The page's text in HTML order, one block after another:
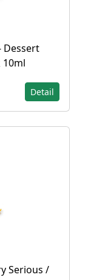
Dessert
10ml
Detail
Serious /